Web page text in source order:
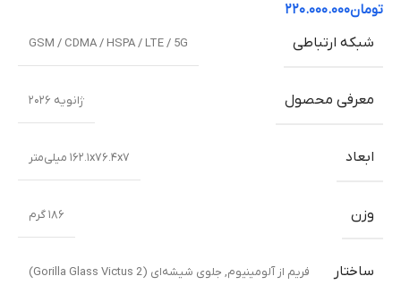
تومان۲۲۰.۰۰۰.۰۰۰
شبکه ارتباطی
GSM / CDMA / HSPA / LTE / 5G
معرفی محصول ژانویه ۲۰۲۶
ابعاد ۱۶۲.۱x۷۶.۴x۷ میلی‌متر
وزن ۱۸۶ گرم
ساختار فریم از آلومینیوم, جلوی شیشه‌ای (Gorilla Glass Victus 2)